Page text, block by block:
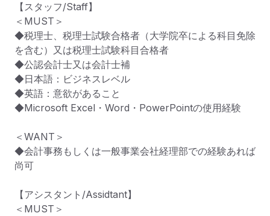
【スタッフ/Staff】
＜MUST＞
◆税理士、税理士試験合格者（大学院卒による科目免除
を含む）又は税理士試験科目合格者
◆公認会計士又は会計士補
◆日本語：ビジネスレベル
◆英語：意欲があること
◆Microsoft Excel・Word・PowerPointの使用経験
＜WANT＞
◆会計事務もしくは一般事業会社経理部での経験あれば
尚可
【アシスタント/Assidtant】
＜MUST＞